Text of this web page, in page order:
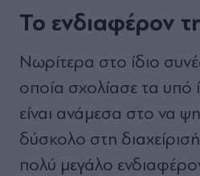
Το ενδιαφέρον
Νωρίτερα στο ίδιο
οποία σχολίασε τα υπό
είναι ανάμεσα στο να
δύσκολο στη
πολύ μεγάλο